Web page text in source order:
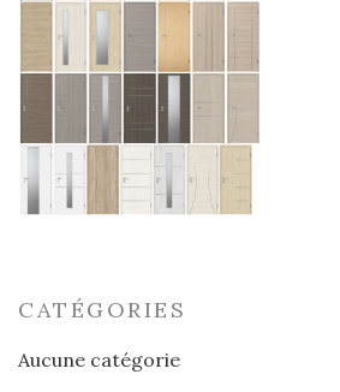
CATÉGORIES
Aucune catégorie